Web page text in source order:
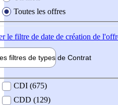
Toutes les offres
le filtre de date de création de
filtres de types de Contrat
contrat
CDI (675)
CDD (129)